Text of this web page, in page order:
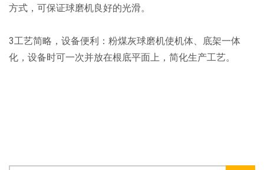
方式，可保证球磨机良好的光滑。
3工艺简略，设备便利：粉煤灰球磨机使机体、底架一体
化，设备时可一次并放在根底平面上，简化生产工艺。